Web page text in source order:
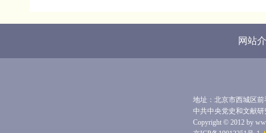
网站
地址：北京市西城区
中共中央党史和文献
Copyright © 2012 by